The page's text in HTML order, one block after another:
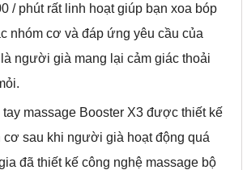
/ phút rất linh hoạt giúp bạn xoa bóp
nhóm cơ và đáp ứng yêu cầu của
người già mang lại cảm giác thoải
massage Booster X3 được thiết kế
sau khi người già hoạt động quá
đã thiết kế công nghệ massage bộ